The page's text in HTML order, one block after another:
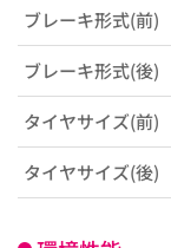
ブレーキ形式(前)
ブレーキ形式(後)
タイヤサイズ(前)
タイヤサイズ(後)